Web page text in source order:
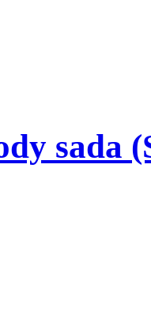
sada